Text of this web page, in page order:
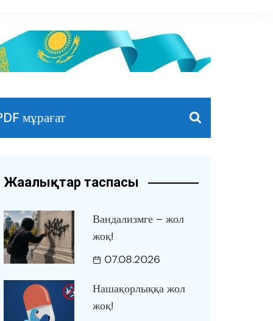
мұрағат
Жаңалықтар таспасы
Вандализмге – жол
жоқ!
07.08.2026
Нашақорлыққа жол
жоқ!